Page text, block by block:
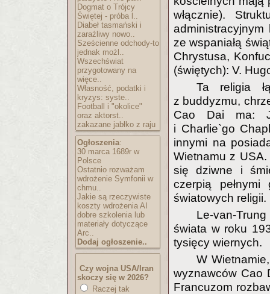
Dogmat o Trójcy
Świętej - próba l..
Diabeł tasmański i
zaraźliwy nowo..
Sześcienne odchody-to
jednak możl..
Wszechświat
przygotowany na
więce..
Własność, podatki i
kryzys: syste..
Football i "okolice"
oraz aktorst..
zakazane jabłko z raju
Ogłoszenia:
30 marca 1689r w
Polsce
Ostatnio rozważam
wdrożenie Symfonii w
chmu..
Jakie są rzeczywiste
koszty wdrożenia AI
dobre szkolenia lub
materiały dotyczące
Arc..
Dodaj ogłoszenie..
Czy wojna USA/Iran
skoczy się w 2026?
Raczej tak
włącznie).
ze wspaniałą
Chrystusa,
(świętych): V.
Ta religia
z buddyzmu,
Cao Dai ma:
i Charlie`go
innymi na
Wietnamu z
się dziwne i
czerpią
światowych religii.
Le-van-
świata w roku
tysięcy wiernych.
W
wyznawców Cao
Francuzom